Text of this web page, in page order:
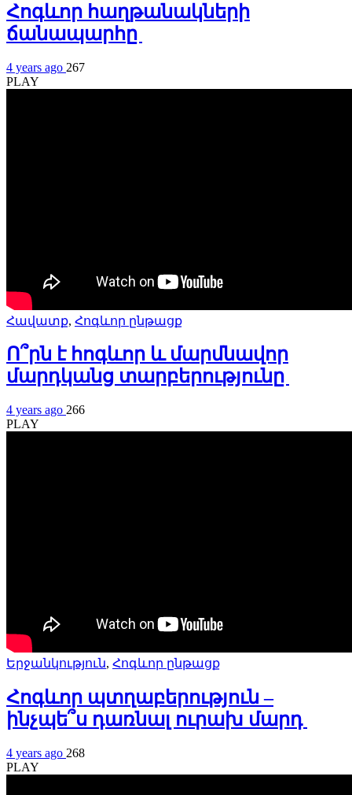
Հոգևոր հաղթանակների
ճանապարհը
4 years ago 267
PLAY
Հավատք, Հոգևոր ընթացք
Ո՞րն է հոգևոր և մարմնավոր
մարդկանց տարբերությունը
4 years ago 266
PLAY
Երջանկություն, Հոգևոր ընթացք
Հոգևոր պտղաբերություն –
ինչպե՞ս դառնալ ուրախ մարդ
4 years ago 268
PLAY